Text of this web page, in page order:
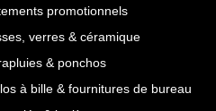
promotionnels
verres & céramique
& ponchos
à bille & fournitures de bureau